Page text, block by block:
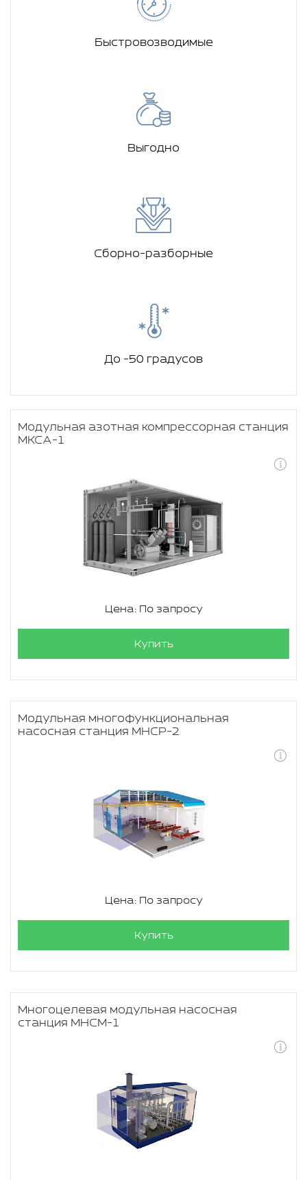
Быстровозводимые
Выгодно
Сборно-разборные
До -50 градусов
Модульная азотная компрессорная станция
МКСА-1
Цена: По запросу
Купить
Модульная многофункциональная
насосная станция МНСР-2
Цена: По запросу
Купить
Многоцелевая модульная насосная
станция МНСМ-1